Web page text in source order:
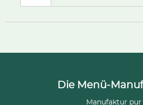
Die Menü-
Manufaktur pur